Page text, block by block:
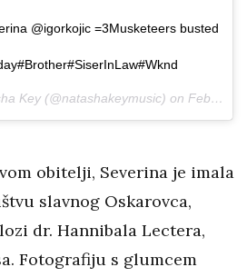
@igorkojic =3Musketeers busted
Key (@natashakeymusic) on Feb 5, 2017 at 3:02pm PST
obitelji, Severina je imala
slavnog Oskarovca,
dr. Hannibala Lectera,
Fotografiju s glumcem